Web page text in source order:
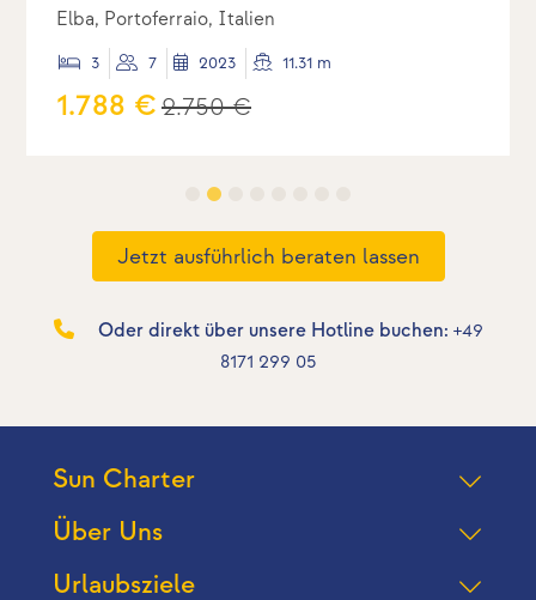
Elba, Portoferraio, Italien
3 7 2023 11.31 m
1.788 €2.750 €
Jetzt ausführlich beraten lassen
Oder direkt über unsere Hotline buchen: +49
8171 299 05
Sun Charter
Über Uns
Urlaubsziele